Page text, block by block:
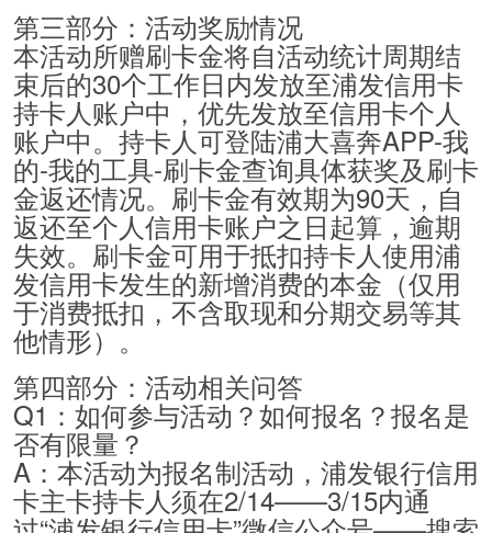
第三部分：活动奖励情况
本活动所赠刷卡金将自活动统计周期结
束后的30个工作日内发放至浦发信用卡
持卡人账户中，优先发放至信用卡个人
账户中。持卡人可登陆浦大喜奔APP-我
的-我的工具-刷卡金查询具体获奖及刷卡
金返还情况。刷卡金有效期为90天，自
返还至个人信用卡账户之日起算，逾期
失效。刷卡金可用于抵扣持卡人使用浦
发信用卡发生的新增消费的本金（仅用
于消费抵扣，不含取现和分期交易等其
他情形）。
第四部分：活动相关问答
Q1：如何参与活动？如何报名？报名是
否有限量？
A：本活动为报名制活动，浦发银行信用
卡主卡持卡人须在2/14——3/15内通